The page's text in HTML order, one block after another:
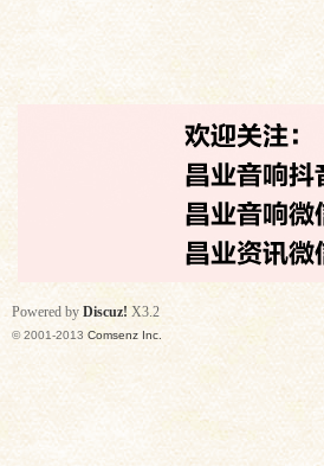
Powered by Discuz! X3.2
© 2001-2013 Comsenz Inc.